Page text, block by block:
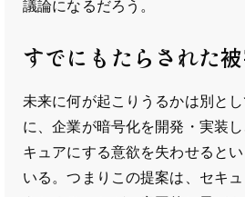
議論になるだろう。
すでにもたらされた
未来に何が起こりうるかは別と
に、企業が暗号化を開発・実装
キュアにする意欲を失わせると
いる。つまりこの提案は、セキ